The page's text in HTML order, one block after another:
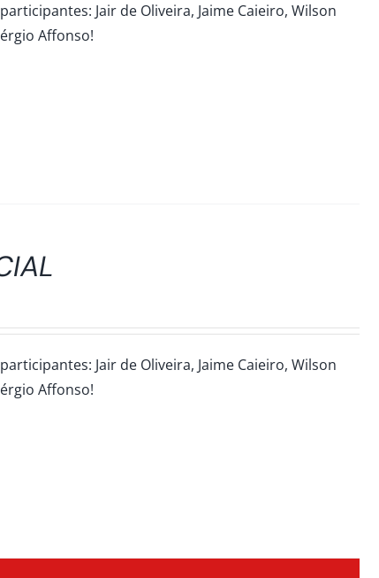
Jair de Oliveira, Jaime Caieiro, Wilson
Affonso!
Jair de Oliveira, Jaime Caieiro, Wilson
Affonso!